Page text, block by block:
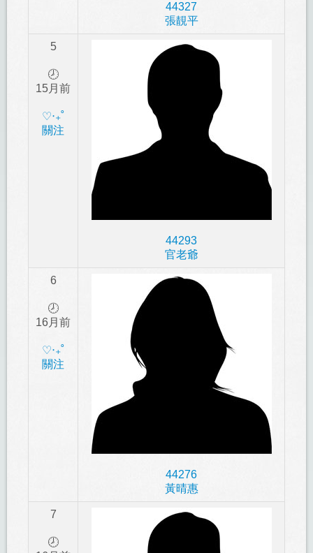
44327
張靚平
5
🕗
15月前
‎♡‧₊˚
關注
44293
官老爺
6
🕗
16月前
‎♡‧₊˚
關注
44276
黃晴惠
7
🕗